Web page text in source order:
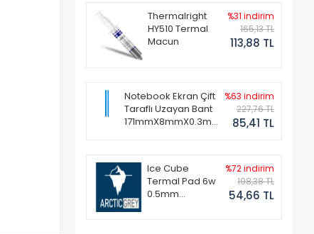
Thermalright
HY510 Termal
Macun
%31 indirim
165,13 TL
113,88 TL
Notebook Ekran Çift
Taraflı Uzayan Bant
171mmX8mmX0.3mm
%63 indirim
227,76 TL
85,41 TL
Ice Cube
Termal Pad 6w
0.5mm
%72 indirim
198,38 TL
54,66 TL